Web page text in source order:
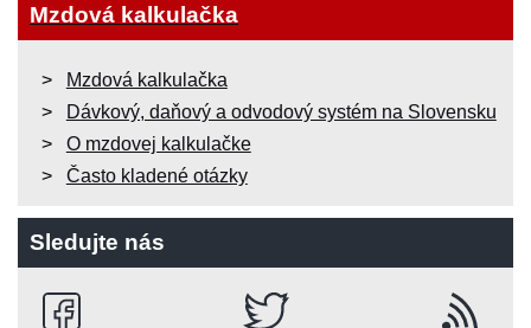
Mzdová kalkulačka
Mzdová kalkulačka
Dávkový, daňový a odvodový systém na Slovensku
O mzdovej kalkulačke
Často kladené otázky
Sledujte nás